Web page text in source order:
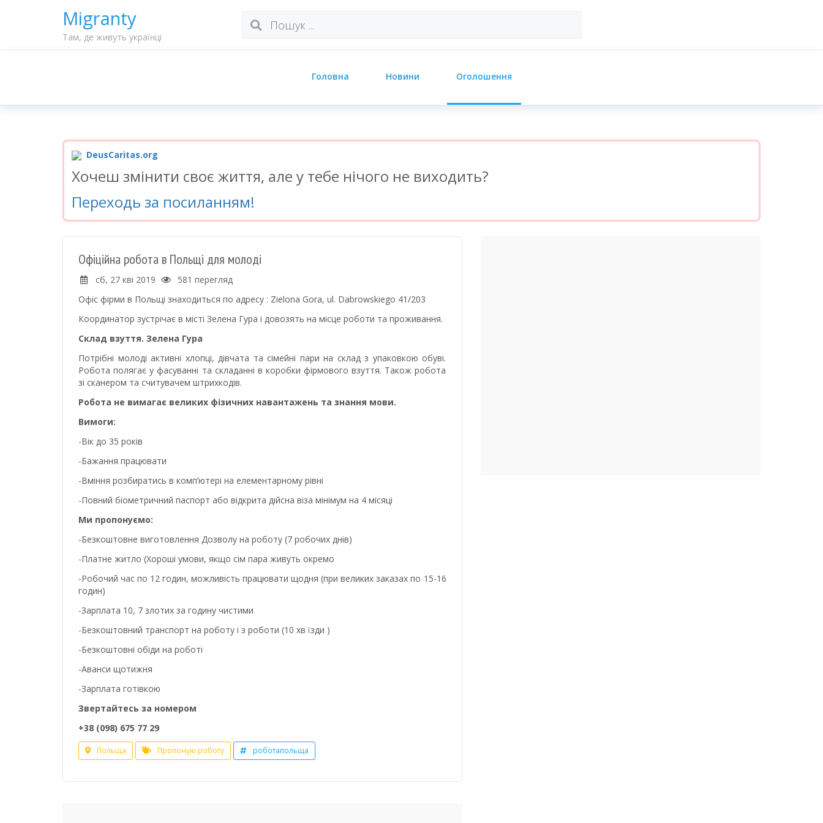
Migranty
Там, де живуть українці
Головна Новини Оголошення
DeusCaritas.org
Хочеш змінити своє життя, але у тебе нічого не виходить?
Переходь за посиланням!
Офіційна робота в Польщі для молоді
сб, 27 кві 2019
581 перегляд
Офіс фірми в Польщі знаходиться по адресу : Zielona Gora, ul. Dabrowskiego 41/203
Координатор зустрічає в місті Зелена Гура і довозять на місце роботи та проживання.
Склад взуття. Зелена Гура
Потрібні молоді активні хлопці, дівчата та сімейні пари на склад з упаковкою обуві.
Робота полягає у фасуванні та складанні в коробки фірмового взуття. Також робота
зі сканером та считувачем штрихкодів.
Робота не вимагає великих фізичних навантажень та знання мови.
Вимоги:
-Вік до 35 років
-Бажання працювати
-Вміння розбиратись в комп’ютері на елементарному рівні
-Повний біометричний паспорт або відкрита дійсна віза мінімум на 4 місяці
Ми пропонуємо:
-Безкоштовне виготовлення Дозволу на роботу (7 робочих днів)
-Платне житло (Хороші умови, якщо сім пара живуть окремо
-Робочий час по 12 годин, можливість працювати щодня (при великих заказах по 15-16
годин)
-Зарплата 10, 7 злотих за годину чистими
-Безкоштовний транспорт на роботу і з роботи (10 хв їзди )
-Безкоштовні обіди на роботі
-Аванси щотижня
-Зарплата готівкою
Звертайтесь за номером
+38 (098) 675 77 29
Польща Пропоную роботу роботапольща